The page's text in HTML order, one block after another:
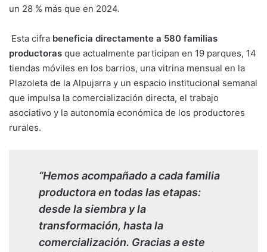
un 28 % más que en 2024.
Esta cifra beneficia directamente a 580 familias
productoras que actualmente participan en 19 parques, 14
tiendas móviles en los barrios, una vitrina mensual en la
Plazoleta de la Alpujarra y un espacio institucional semanal
que impulsa la comercialización directa, el trabajo
asociativo y la autonomía económica de los productores
rurales.
“Hemos acompañado a cada familia
productora en todas las etapas:
desde la siembra y la
transformación, hasta la
comercialización. Gracias a este